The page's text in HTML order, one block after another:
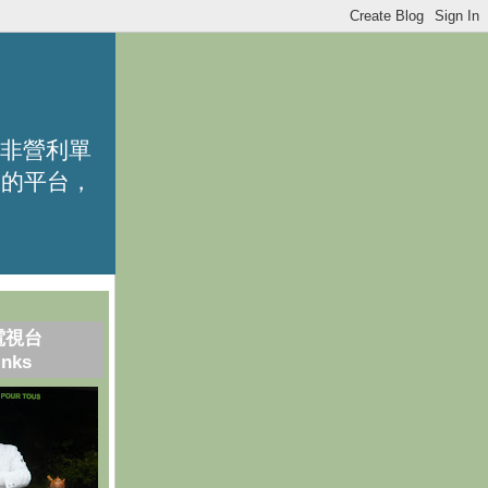
營利單
平台，
視台